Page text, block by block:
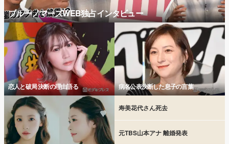
ブルーノマーズWEB独占インタビュー
恋人と破局 決断の理由語る 病名公表決断した息子の言葉
寿美花代さん死去
元TBS山本アナ 離婚発表